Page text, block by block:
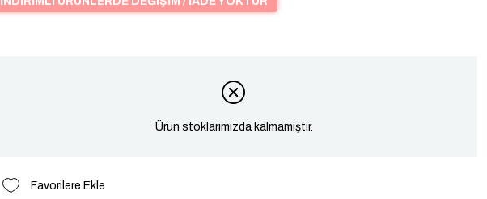
Ürün stoklarımızda kalmamıştır.
Favorilere Ekle